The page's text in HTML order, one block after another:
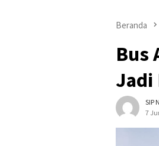
Beranda
Bus
Jadi
SIP
7